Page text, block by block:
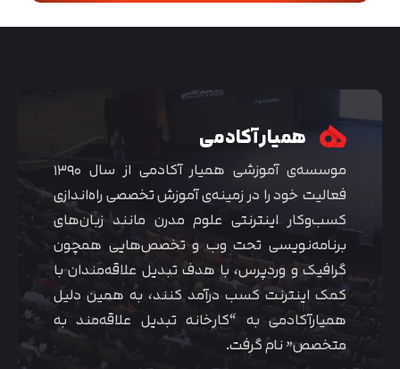
همیار آکادمی
موسسه‌ی آموزشی همیار آکادمی از سال ۱۳۹۰
فعالیت خود را در زمینه‌ی آموزش تخصصی راه‌اندازی
کسب‌و‌کار اینترنتی علوم مدرن مانند زبان‌های
برنامه‌نویسی تحت وب و تخصص‌هایی همچون
گرافیک و وردپرس، با هدف تبدیل علاقه‌مندان با
کمک اینترنت کسب درآمد کنند، به همین دلیل
همیارآکادمی به “کارخانه تبدیل علاقه‌مند به
متخصص” نام گرفت.
متوجه شدم